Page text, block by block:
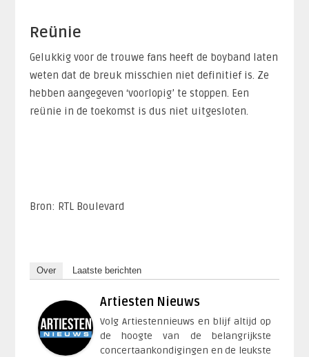
Reünie
Gelukkig voor de trouwe fans heeft de boyband laten
weten dat de breuk misschien niet definitief is. Ze
hebben aangegeven ‘voorlopig’ te stoppen. Een
reünie in de toekomst is dus niet uitgesloten.
Bron: RTL Boulevard
Over Laatste berichten
Artiesten Nieuws
Volg Artiestennieuws en blijf altijd op
de hoogte van de belangrijkste
concertaankondigingen en de leukste